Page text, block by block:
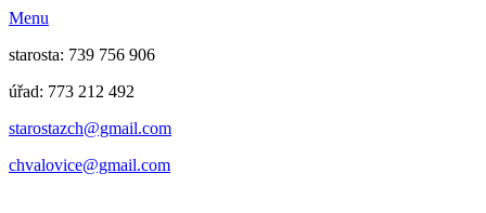
Menu
starosta: 739 756 906
úřad: 773 212 492
​​​​starostazch@gmail.com
​​​​chvalovice@gmail.com